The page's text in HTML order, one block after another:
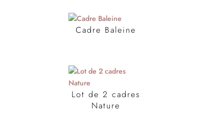
Cadre Baleine
Lot de 2 cadres
Nature